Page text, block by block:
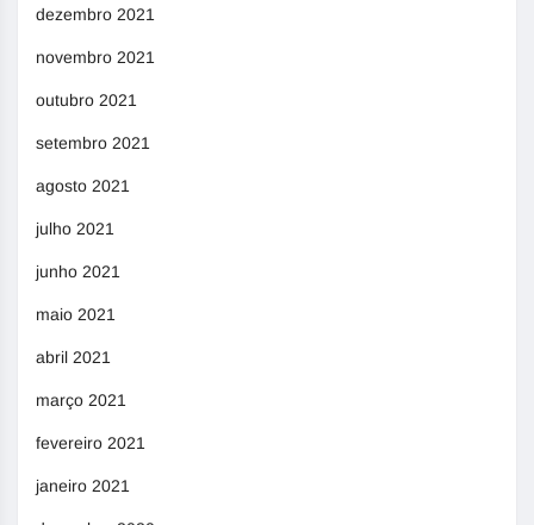
dezembro 2021
novembro 2021
outubro 2021
setembro 2021
agosto 2021
julho 2021
junho 2021
maio 2021
abril 2021
março 2021
fevereiro 2021
janeiro 2021